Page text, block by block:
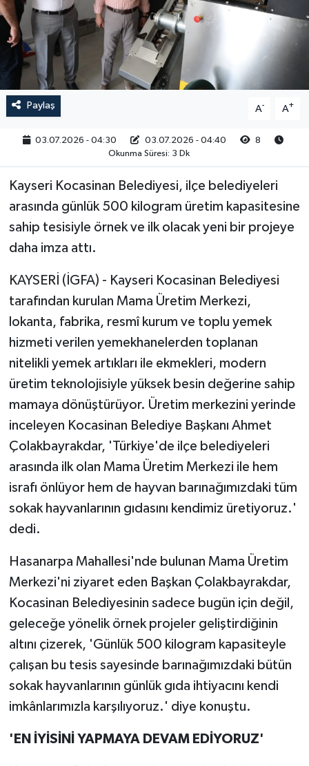
Paylaş A- A+
03.07.2026 - 04:30 03.07.2026 - 04:40
8
Okunma Süresi: 3 Dk
Kayseri Kocasinan Belediyesi, ilçe belediyeleri
arasında günlük 500 kilogram üretim kapasitesine
sahip tesisiyle örnek ve ilk olacak yeni bir projeye
daha imza attı.
KAYSERİ (İGFA) - Kayseri Kocasinan Belediyesi
tarafından kurulan Mama Üretim Merkezi,
lokanta, fabrika, resmî kurum ve toplu yemek
hizmeti verilen yemekhanelerden toplanan
nitelikli yemek artıkları ile ekmekleri, modern
üretim teknolojisiyle yüksek besin değerine sahip
mamaya dönüştürüyor. Üretim merkezini yerinde
inceleyen Kocasinan Belediye Başkanı Ahmet
Çolakbayrakdar, 'Türkiye'de ilçe belediyeleri
arasında ilk olan Mama Üretim Merkezi ile hem
israfı önlüyor hem de hayvan barınağımızdaki tüm
sokak hayvanlarının gıdasını kendimiz üretiyoruz.'
dedi.
Hasanarpa Mahallesi'nde bulunan Mama Üretim
Merkezi'ni ziyaret eden Başkan Çolakbayrakdar,
Kocasinan Belediyesinin sadece bugün için değil,
geleceğe yönelik örnek projeler geliştirdiğinin
altını çizerek, 'Günlük 500 kilogram kapasiteyle
çalışan bu tesis sayesinde barınağımızdaki bütün
sokak hayvanlarının günlük gıda ihtiyacını kendi
imkânlarımızla karşılıyoruz.' diye konuştu.
'EN İYİSİNİ YAPMAYA DEVAM EDİYORUZ'
RESMİ İLAN